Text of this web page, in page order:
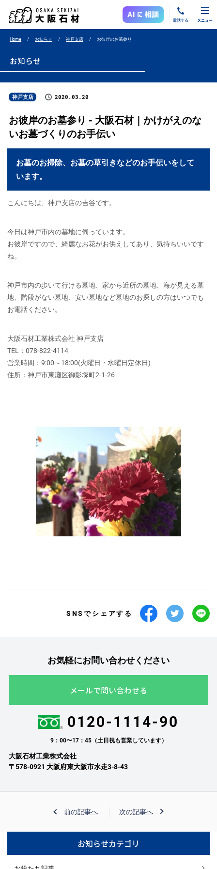
電話する メニュー
Home お知らせ 神戸支店 お彼岸のお墓参り
お知らせ
神戸支店 2020.03.20
お彼岸のお墓参り - 大阪石材｜かけがえのな
いお墓づくりのお手伝い
お墓のお掃除、お墓の草引きなどのお手伝いをして
います。
こんにちは、神戸支店の吉谷です。
今日は神戸市内の墓地に伺っています。
お彼岸ですので、綺麗なお花がお供えしてあり、気持ちいいです
ね。
神戸市内の歩いて行ける墓地、家から近所の墓地、海が見える墓
地、階段がない墓地、安い墓地など墓地のお探しの方はいつでも
お電話ください。
大阪石材工業株式会社 神戸支店
TEL：078-822-4114
営業時間：9:00～18:00(火曜日・水曜日定休日)
住所：神戸市東灘区御影塚町2‐1‐26
SNSでシェアする
お気軽にお問い合わせください
メールで問い合わせる
0120-1114-90
9：00〜17：45（土日祝も営業しています）
大阪石材工業株式会社
〒578-0921 大阪府東大阪市水走3-8-43
前の記事へ 次の記事へ
お知らせカテゴリ